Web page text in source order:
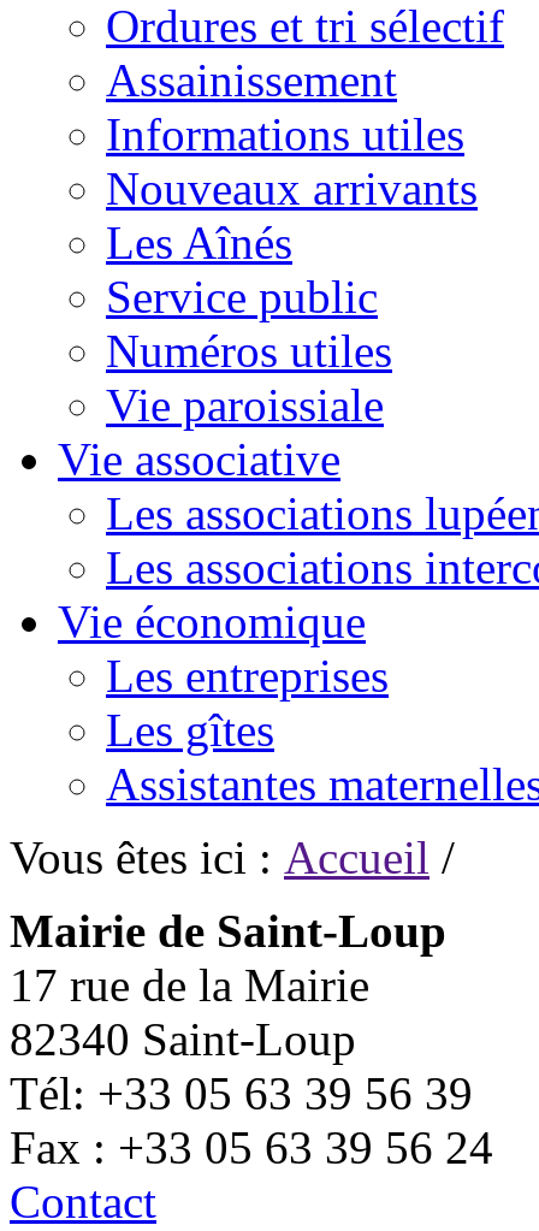
Ordures et tri sélectif
Assainissement
Informations utiles
Nouveaux arrivants
Les Aînés
Service public
Numéros utiles
Vie paroissiale
Vie associative
Les associations
Les associations
Vie économique
Les entreprises
Les gîtes
Assistantes
Vous êtes ici : Accueil /
Mairie de Saint-Loup
17 rue de la Mairie
82340 Saint-Loup
Tél: +33 05 63 39 56 39
Fax : +33 05 63 39 56 24
Contact